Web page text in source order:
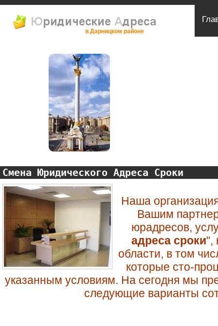
в Дарницком районе
Смена Юридического Адреса Сроки
Наша
Вашим
юрадресов,
адреса сроки",
области, в том
которые сто-
указанным условиям. На сегодня мы
следующие варианты